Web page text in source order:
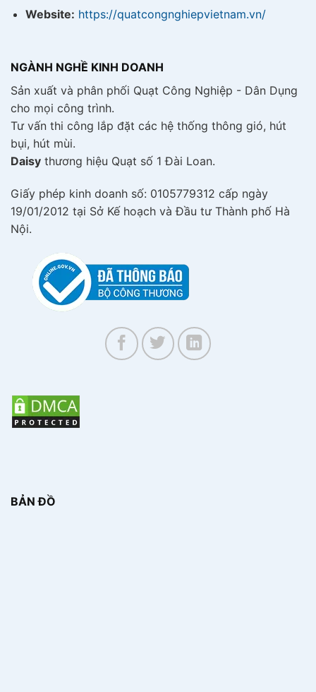
Website: https://quatcongnghiepvietnam.vn/
NGÀNH NGHỀ KINH DOANH
Sản xuất và phân phối Quạt Công Nghiệp - Dân Dụng
cho mọi công trình.
Tư vấn thi công lắp đặt các hệ thống thông gió, hút
bụi, hút mùi.
Daisy thương hiệu Quạt số 1 Đài Loan.
Giấy phép kinh doanh số: 0105779312 cấp ngày
19/01/2012 tại Sở Kế hoạch và Đầu tư Thành phố Hà
Nội.
BẢN ĐỒ